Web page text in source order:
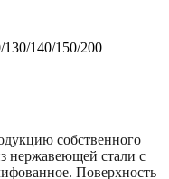
140/150/200
собственного
нержавеющей стали с
Поверхность